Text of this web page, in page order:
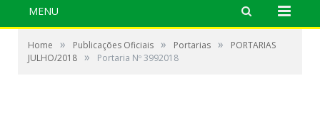
MENU
Home » Publicações Oficiais » Portarias »
PORTARIAS
JULHO/2018 » Portaria Nº 3992018